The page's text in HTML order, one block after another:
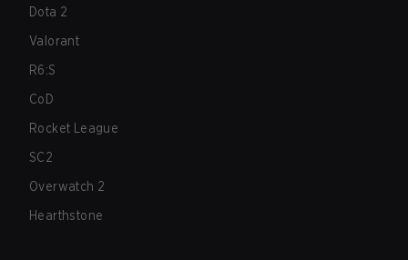
Dota 2
Valorant
R6:S
CoD
Rocket League
SC2
Overwatch 2
Hearthstone